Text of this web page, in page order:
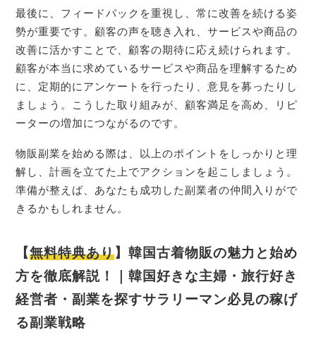
最後に、フィードバックを重視し、常に改善を続ける姿
勢が重要です。顧客の声を聴き入れ、サービスや商品の
改善に活かすことで、顧客の期待に応え続けられます。
顧客が本当に求めているサービスや商品を理解するため
に、定期的にアンケートを行ったり、意見を募ったりし
ましょう。こうした取り組みが、顧客満足を高め、リピ
ーターの増加につながるのです。
物販副業を始める際は、以上のポイントをしっかりと理
解し、計画を立てた上でアクションを起こしましょう。
準備が整えば、あなたも成功した副業者の仲間入りがで
きるかもしれません。
【無料特典あり】韓国古着物販の魅力と始め
方を徹底解説！｜韓国好きな主婦・旅行好き
経営者・副業を探すサラリーマン必見の稼げ
る副業戦略